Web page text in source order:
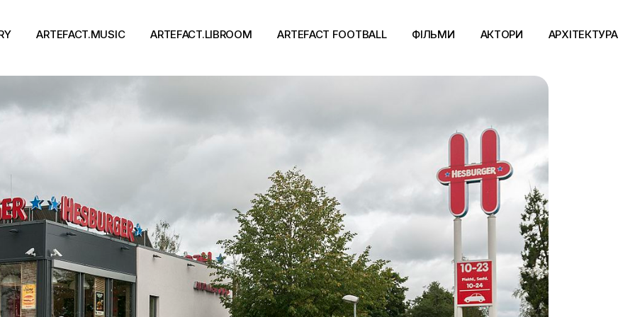
ARTEFACT.MUSIC ARTEFACT.LIBROOM ARTEFACT FOOTBALL ФІЛЬМИ АКТОРИ АРХІТЕКТУРА